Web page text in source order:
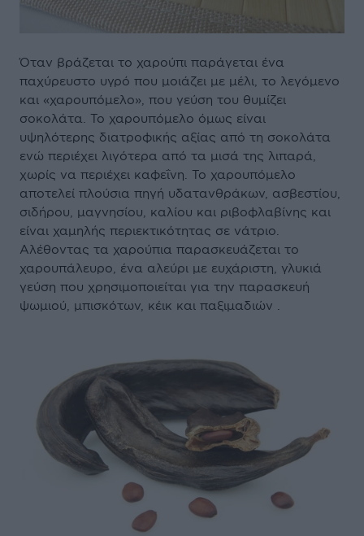
Όταν βράζεται το χαρούπι παράγεται ένα
παχύρευστο υγρό που μοιάζει με μέλι, το λεγόμενο
και «χαρουπόμελο», που γεύση του θυμίζει
σοκολάτα. Το χαρουπόμελο όμως είναι
υψηλότερης διατροφικής αξίας από τη σοκολάτα
ενώ περιέχει λιγότερα από τα μισά της λιπαρά,
χωρίς να περιέχει καφεΐνη. Το χαρουπόμελο
αποτελεί πλούσια πηγή υδατανθράκων, ασβεστίου,
σιδήρου, μαγνησίου, καλίου και ριβοφλαβίνης και
είναι χαμηλής περιεκτικότητας σε νάτριο.
Αλέθοντας τα χαρούπια παρασκευάζεται το
χαρουπάλευρο, ένα αλεύρι με ευχάριστη, γλυκιά
γεύση που χρησιμοποιείται για την παρασκευή
ψωμιού, μπισκότων, κέικ και παξιμαδιών .